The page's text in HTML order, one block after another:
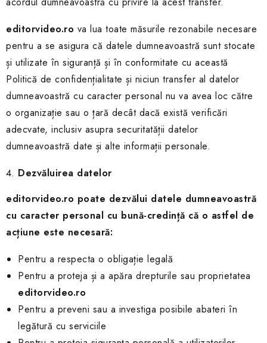
editorvideo.ro va lua toate măsurile rezonabile necesare
pentru a se asigura că datele dumneavoastră sunt stocate
și utilizate în siguranță și în conformitate cu această
Politică de confidențialitate și niciun transfer al datelor
dumneavoastră cu caracter personal nu va avea loc către
o organizație sau o țară decât dacă există verificări
adecvate, inclusiv asupra securitatății datelor
dumneavoastră date și alte informații personale.
Dezvăluirea datelor
editorvideo.ro poate dezvălui datele dumneavoastră
cu caracter personal cu bună-credință că o astfel de
acțiune este necesară:
Pentru a respecta o obligație legală
Pentru a proteja și a apăra drepturile sau proprietatea
editorvideo.ro
Pentru a preveni sau a investiga posibile abateri în
legătură cu serviciile